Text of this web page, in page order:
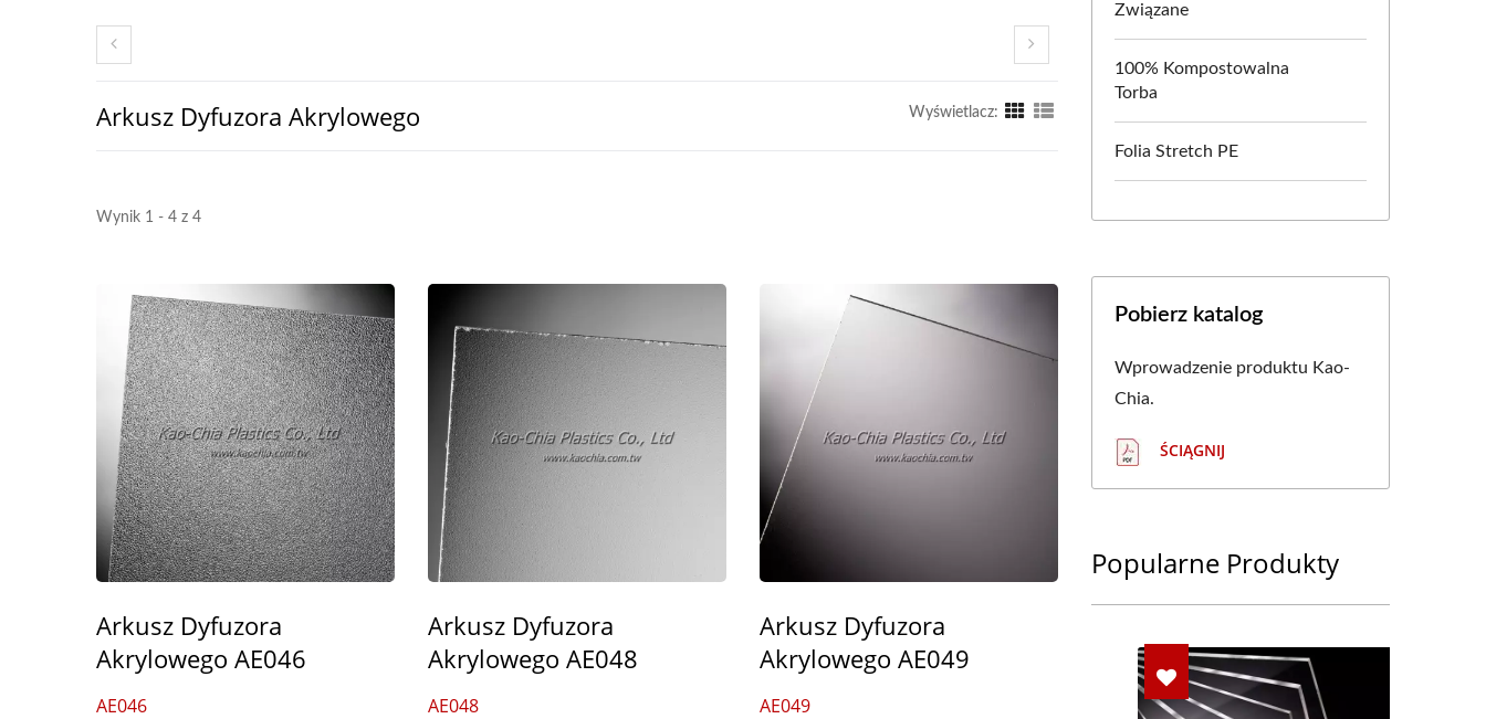
Arkusz Dyfuzora Akrylowego Wyświetlacz:
Wynik 1 - 4 z 4
Arkusz Dyfuzora
Akrylowego AE046
AE046
Arkusz Dyfuzora
Akrylowego AE048
AE048
Arkusz Dyfuzora
Akrylowego AE049
AE049
Związane
100% Kompostowalna
Torba
Folia Stretch PE
Pobierz katalog
Wprowadzenie produktu Kao-
Chia.
ŚCIĄGNIJ
Popularne Produkty